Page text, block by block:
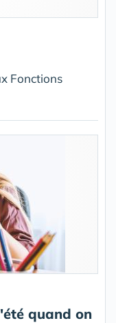
Fonctions
quand on